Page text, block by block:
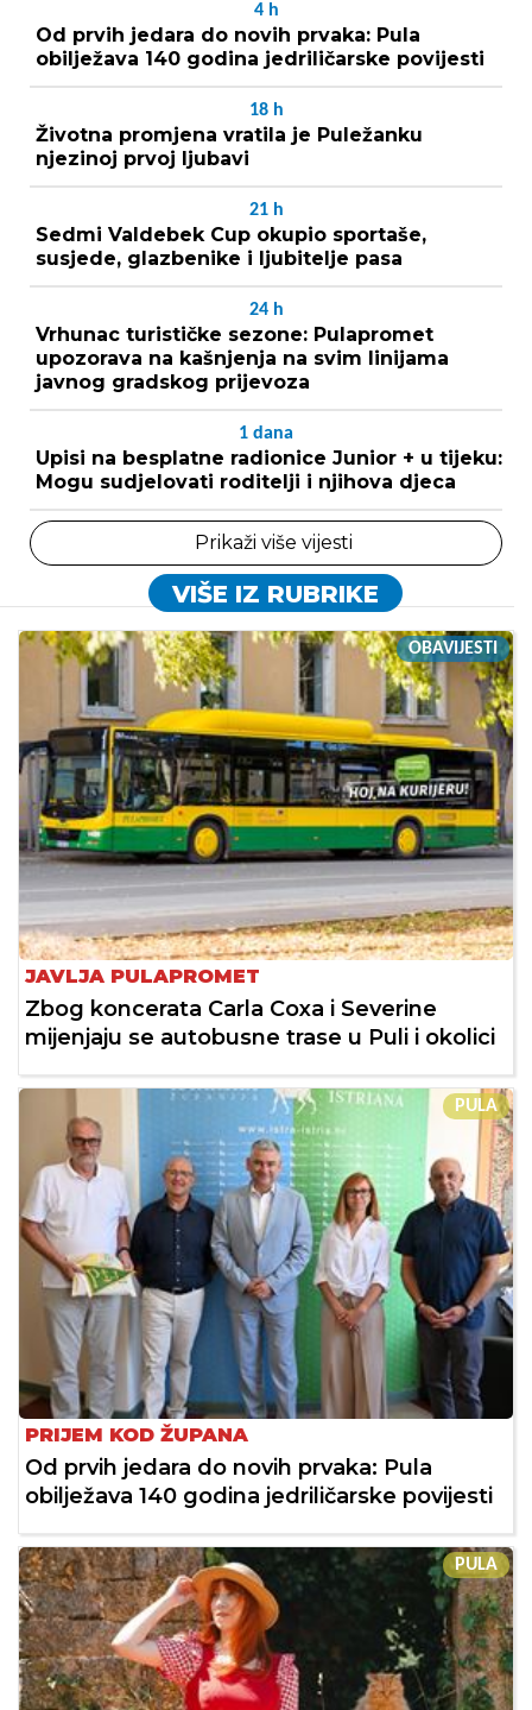
4 h
Od prvih jedara do novih prvaka: Pula
obilježava 140 godina jedriličarske povijesti
18 h
Životna promjena vratila je Puležanku
njezinoj prvoj ljubavi
21 h
Sedmi Valdebek Cup okupio sportaše,
susjede, glazbenike i ljubitelje pasa
24 h
Vrhunac turističke sezone: Pulapromet
upozorava na kašnjenja na svim linijama
javnog gradskog prijevoza
1 dana
Upisi na besplatne radionice Junior + u tijeku:
Mogu sudjelovati roditelji i njihova djeca
Prikaži više vijesti
VIŠE IZ RUBRIKE
OBAVIJESTI
JAVLJA PULAPROMET
Zbog koncerata Carla Coxa i Severine
mijenjaju se autobusne trase u Puli i okolici
PULA
PRIJEM KOD ŽUPANA
Od prvih jedara do novih prvaka: Pula
obilježava 140 godina jedriličarske povijesti
PULA